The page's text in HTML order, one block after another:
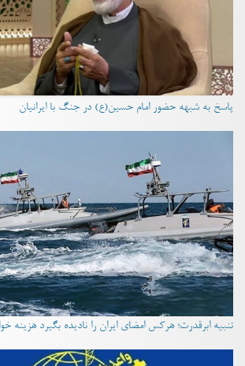
پاسخ به شبهه حضور امام حسین(ع) در جنگ با ایرانیان
تنبیه ابرقدرت؛ هرکس امضای ایران را نادیده بگیرد هزینه